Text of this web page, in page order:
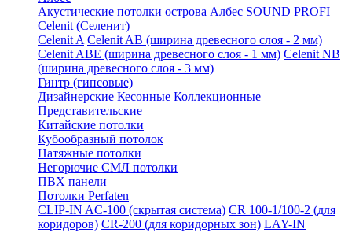
Акустические потолки острова Албес SOUND PROFI
Celenit (Селенит)
Celenit A Celenit AB (ширина древесного слоя - 2 мм)
Celenit ABE (ширина древесного слоя - 1 мм) Celenit NB
(ширина древесного слоя - 3 мм)
Гинтр (гипсовые)
Дизайнерские Кесонные Коллекционные
Представительские
Китайские потолки
Кубообразный потолок
Натяжные потолки
Негорючие СМЛ потолки
ПВХ панели
Потолки Perfaten
CLIP-IN AC-100 (скрытая система) CR 100-1/100-2 (для
коридоров) CR-200 (для коридорных зон) LAY-IN